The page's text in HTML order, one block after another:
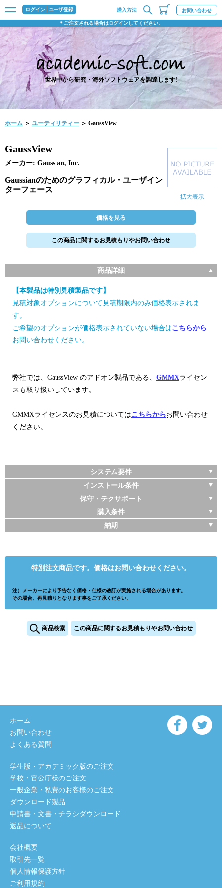
ログイン ユーザ登録
＊ご注文される場合はログインしてください。
購入方法 お問い合わせ
世界中から研究・海外ソフトウェアを調達します!
ホーム ＞ ユーティリティー ＞ GaussView
拡大表示
GaussView
メーカー: Gaussian, Inc.
Gaussianのためのグラフィカル・ユーザイン
ターフェース
価格を見る
この商品に関するお見積もりやお問い合わせ
商品詳細
【本製品は特別見積製品です】
見積対象オプションについて見積期限内のみ価格表示されま
す。
ご希望のオプションが価格表示されていない場合はこちらから
お問い合わせください。
弊社では、GaussView のアドオン製品である、 GMMXライセン
スも取り扱いしています。
GMMXライセンスのお見積についてはこちらからお問い合わせ
ください。
システム要件
インストール条件
保守・テクサポート
購入条件
納期
特別注文商品です。価格はお問い合わせください。
注）メーカーにより予告なく価格・仕様の改訂が実施される場合があります。
その場合、再見積りとなります事をご了承ください。
商品検索 この商品に関するお見積もりやお問い合わせ
ホーム
お問い合わせ
よくある質問
学生版・アカデミック版のご注文
学校・官公庁様のご注文
一般企業・私費のお客様のご注文
ダウンロード製品
申請書・文書・チラシダウンロード
返品について
会社概要
取引先一覧
個人情報保護方針
ご利用規約